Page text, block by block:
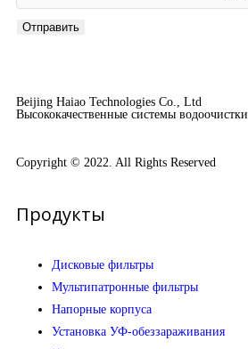
Отправить
Beijing Haiao Technologies Co., Ltd
Высококачественные системы водоочистки
Copyright © 2022. All Rights Reserved
Продукты
Дисковые фильтры
Мультипатронные фильтры
Напорные корпуса
Установка УФ-обеззараживания